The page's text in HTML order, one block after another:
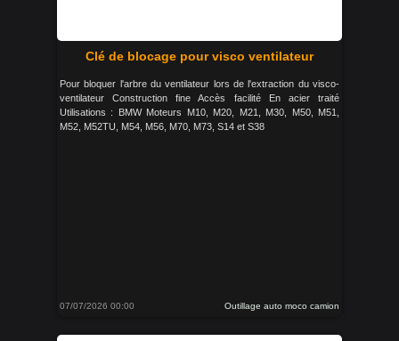
Clé de blocage pour visco ventilateur
Pour bloquer l'arbre du ventilateur lors de l'extraction du visco-
ventilateur Construction fine Accès facilité En acier traité
Utilisations : BMW Moteurs M10, M20, M21, M30, M50, M51,
M52, M52TU, M54, M56, M70, M73, S14 et S38
07/07/2026 00:00 Outillage auto moco camion